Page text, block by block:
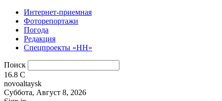
Интернет-приемная
Фоторепортажи
Погода
Редакция
Спецпроекты «НН»
Поиск
16.8 C
novoaltaysk
Суббота, Август 8, 2026